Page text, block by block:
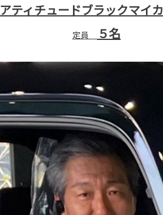
アティチュードブラックマイカ
定員
５名